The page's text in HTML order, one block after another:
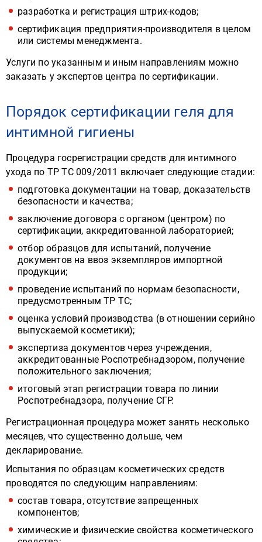
разработка и регистрация штрих-кодов;
сертификация предприятия-производителя в целом
или системы менеджмента.
Услуги по указанным и иным направлениям можно
заказать у экспертов центра по сертификации.
Порядок сертификации геля для
интимной гигиены
Процедура госрегистрации средств для интимного
ухода по ТР ТС 009/2011 включает следующие стадии:
подготовка документации на товар, доказательств
безопасности и качества;
заключение договора с органом (центром) по
сертификации, аккредитованной лабораторией;
отбор образцов для испытаний, получение
документов на ввоз экземпляров импортной
продукции;
проведение испытаний по нормам безопасности,
предусмотренным ТР ТС;
оценка условий производства (в отношении серийно
выпускаемой косметики);
экспертиза документов через учреждения,
аккредитованные Роспотребнадзором, получение
положительного заключения;
итоговый этап регистрации товара по линии
Роспотребнадзора, получение СГР.
Регистрационная процедура может занять несколько
месяцев, что существенно дольше, чем
декларирование.
Испытания по образцам косметических средств
проводятся по следующим направлениям:
состав товара, отсутствие запрещенных
компонентов;
химические и физические свойства косметического